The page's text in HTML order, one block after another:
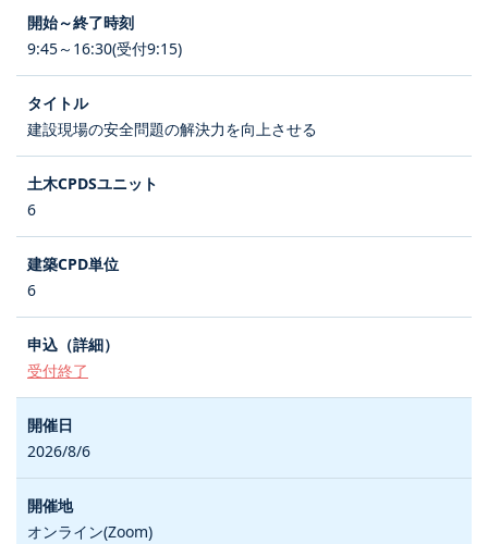
9:45～16:30(受付9:15)
建設現場の安全問題の解決力を向上させる
6
6
受付終了
2026/8/6
オンライン(Zoom)